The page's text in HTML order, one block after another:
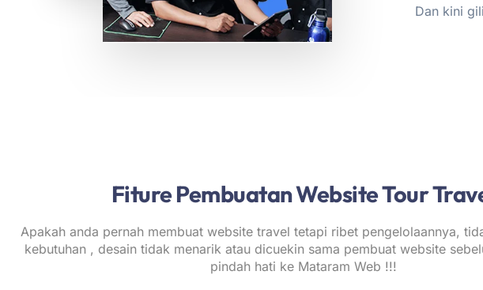
Dan kini
Fiture Pembuatan Website Tour
Apakah anda pernah membuat website travel tetapi ribet pengelolaannya,
kebutuhan , desain tidak menarik atau dicuekin sama pembuat website
pindah hati ke Mataram Web !!!